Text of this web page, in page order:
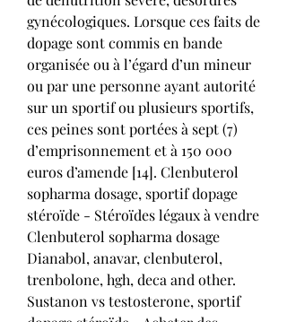
gynécologiques. Lorsque ces faits de
dopage sont commis en bande
organisée ou à l’égard d’un mineur
ou par une personne ayant autorité
sur un sportif ou plusieurs sportifs,
ces peines sont portées à sept (7)
d’emprisonnement et à 150 000
euros d’amende [14]. Clenbuterol
sopharma dosage, sportif dopage
stéroïde - Stéroïdes légaux à vendre
Clenbuterol sopharma dosage
Dianabol, anavar, clenbuterol,
trenbolone, hgh, deca and other.
Sustanon vs testosterone, sportif